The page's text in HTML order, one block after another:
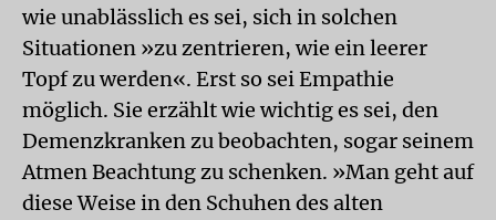
wie unablässlich es sei, sich in solchen
Situationen »zu zentrieren, wie ein leerer
Topf zu werden«. Erst so sei Empathie
möglich. Sie erzählt wie wichtig es sei, den
Demenzkranken zu beobachten, sogar seinem
Atmen Beachtung zu schenken. »Man geht auf
diese Weise in den Schuhen des alten